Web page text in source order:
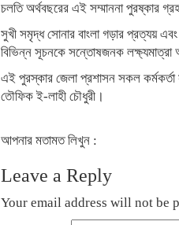
চলতি অর্থবছরের এই সম্মাননা পুরষ্কার
সুখী সমৃদ্ধ সোনার বাংলা গড়ার প্রত্যয় এবং
বিভিন্ন সূচনকে সন্তোষজনক লক্ষ্যমাত্রা
এই পুরস্কার জেলা প্রশাসন সকল
তৌফিক ই-লাহী চৌধুরী।
আপনার মতামত লিখুন :
Leave a Reply
Your email address will not be